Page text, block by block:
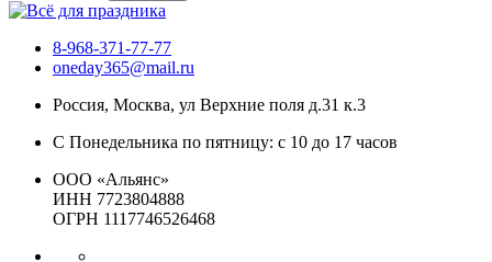
8-968-371-77-77
oneday365@mail.ru
Россия, Москва, ул Верхние поля д.31 к.3
С Понедельника по пятницу: с 10 до 17 часов
ООО «Альянс»
ИНН 7723804888
ОГРН 1117746526468